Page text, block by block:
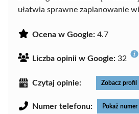
ułatwia sprawne zaplanowanie
Ocena w Google: 4.7
Liczba opinii w Google: 32
Czytaj opinie: Zobacz profil
Numer telefonu: Pokaż numer